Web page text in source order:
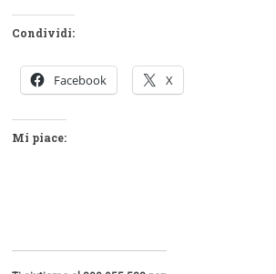
Condividi:
Facebook X
Mi piace: